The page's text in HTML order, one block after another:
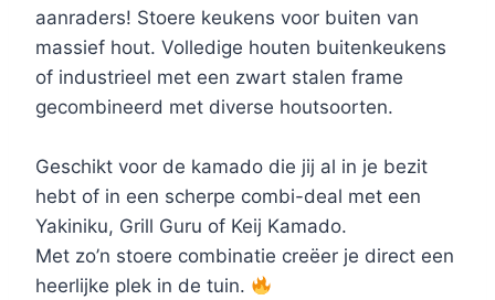
aanraders! Stoere keukens voor buiten van
massief hout. Volledige houten buitenkeukens
of industrieel met een zwart stalen frame
gecombineerd met diverse houtsoorten.
Geschikt voor de kamado die jij al in je bezit
hebt of in een scherpe combi-deal met een
Yakiniku, Grill Guru of Keij Kamado.
Met zo’n stoere combinatie creëer je direct een
heerlijke plek in de tuin.